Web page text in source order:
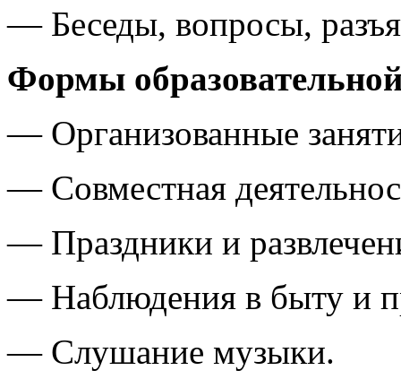
— Беседы, вопросы,
Формы
— Организованные
— Совместная
— Праздники и
— Наблюдения в быту и
— Слушание музыки.